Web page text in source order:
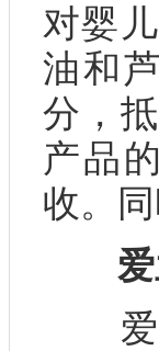
对婴
油和
分，
产品
收。
爱兰